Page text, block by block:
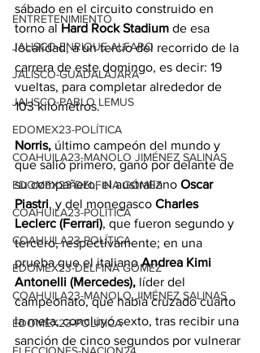
ENTRETENIMIENTO
JALISCO-ENRIQUE ALFARO
JALISCO-GUADALAJARA
JALISCO-PABLO LEMUS
EDOMEX23-POLÍTICA
COAHUILA23-MANOLO JIMÉNEZ SALINAS
EDOMEX23-DELFINA GÓMEZ
COAHUILA23-POLÍTICA
COAHUILA23-POLÍTICA
EDOMEX23-DELFINA GÓMEZ
COAHUILA23-MANOLO JIMÉNEZ SALINAS
EDOMEX23-POLÍTICA
sábado en el circuito construido en
torno al Hard Rock Stadium de esa
localidad, a un tercio del recorrido de la
carrera de este domingo, es decir: 19
vueltas, para completar alrededor de
103 kilómetros.
Norris, último campeón del mundo y
que salió primero, ganó por delante de
su compañero, el australiano Oscar
Piastri, y del monegasco Charles
Leclerc (Ferrari), que fueron segundo y
tercero, respectivamente; en una
prueba que el italiano Andrea Kimi
Antonelli (Mercedes), líder del
campeonato, que había cruzado cuarto
la meta, concluyó sexto, tras recibir una
sanción de cinco segundos por vulnerar